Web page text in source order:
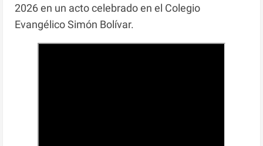
2026 en un acto celebrado en el Colegio
Evangélico Simón Bolívar.